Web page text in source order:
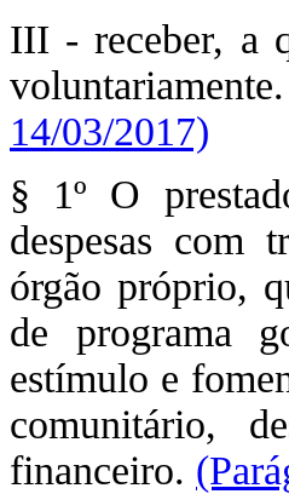
III - receber, a
14/03/2017)
§ 1º O
despesas com
órgão próprio,
de programa
estímulo e
comunitário,
financeiro.